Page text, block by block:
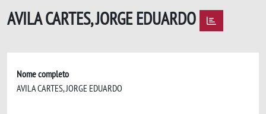
AVILA CARTES, JORGE EDUARDO
Nome completo
AVILA CARTES, JORGE EDUARDO